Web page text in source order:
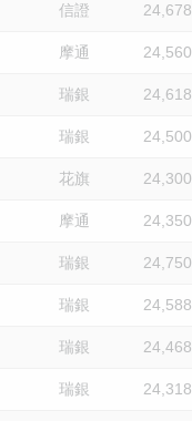
信證 24,678
摩通 24,560
瑞銀 24,618
瑞銀 24,500
花旗 24,300
摩通 24,350
瑞銀 24,750
瑞銀 24,588
瑞銀 24,468
瑞銀 24,318